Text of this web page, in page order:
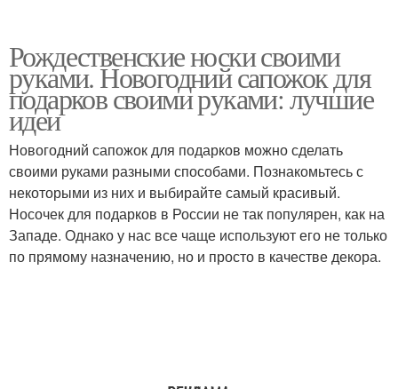
Рождественские носки своими
руками. Новогодний сапожок для
подарков своими руками: лучшие
идеи
Новогодний сапожок для подарков можно сделать
своими руками разными способами. Познакомьтесь с
некоторыми из них и выбирайте самый красивый.
Носочек для подарков в России не так популярен, как на
Западе. Однако у нас все чаще используют его не только
по прямому назначению, но и просто в качестве декора.